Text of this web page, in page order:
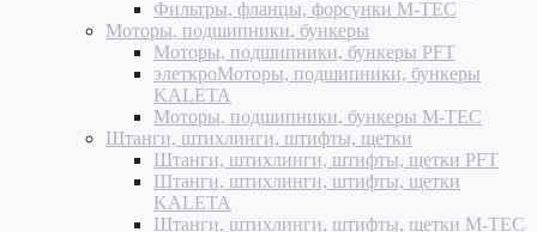
Фильтры, фланцы, форсунки M-TEC
Моторы, подшипники, бункеры
Моторы, подшипники, бункеры PFT
элеткроМоторы, подшипники, бункеры
KALETA
Моторы, подшипники, бункеры M-TEC
Штанги, штихлинги, штифты, щетки
Штанги, штихлинги, штифты, щетки PFT
Штанги, штихлинги, штифты, щетки
KALETA
Штанги, штихлинги, штифты, щетки M-TEC